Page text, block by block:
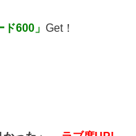
ド600」 Get！